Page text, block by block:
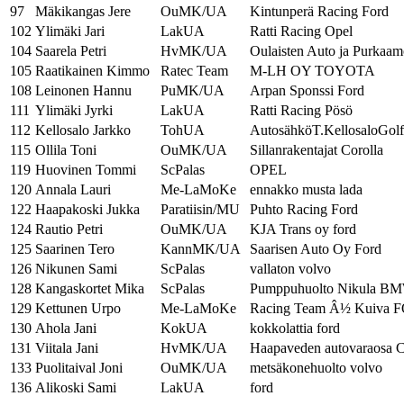
97
Mäkikangas Jere OuMK/UA
Kintunperä Racing Ford
102 Ylimäki Jari LakUA
Ratti Racing Opel
104 Saarela Petri HvMK/UA
Oulaisten Auto ja
105 Raatikainen Kimmo Ratec Team
M-LH OY TOYOTA
108 Leinonen Hannu PuMK/UA
Arpan Sponssi Ford
111 Ylimäki Jyrki LakUA
Ratti Racing Pösö
112 Kellosalo Jarkko TohUA
AutosähköT.KellosaloGolf
115 Ollila Toni OuMK/UA
Sillanrakentajat Corolla
119 Huovinen Tommi ScPalas
OPEL
120 Annala Lauri Me-LaMoKe
ennakko musta lada
122 Haapakoski Jukka Paratiisin/MU
Puhto Racing Ford
124 Rautio Petri OuMK/UA
KJA Trans oy ford
125 Saarinen Tero KannMK/UA
Saarisen Auto Oy Ford
126 Nikunen Sami ScPalas
vallaton volvo
128 Kangaskortet Mika ScPalas
Pumppuhuolto Nikula
129 Kettunen Urpo Me-LaMoKe
Racing Team Â½ Kuiva
130 Ahola Jani KokUA
kokkolattia ford
131 Viitala Jani HvMK/UA
Haapaveden autovaraosa
133 Puolitaival Joni OuMK/UA
metsäkonehuolto volvo
136 Alikoski Sami LakUA
ford